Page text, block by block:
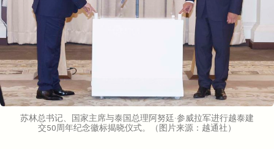
苏林总书记、国家主席与泰国总理阿努廷·参威拉军进行越泰建
交50周年纪念徽标揭晓仪式。（图片来源：越通社）